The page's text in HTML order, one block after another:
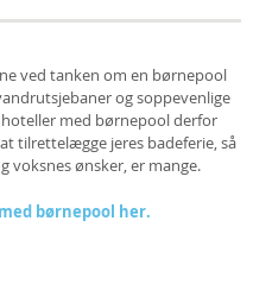
ved tanken om en børnepool
og soppevenlige
med børnepool derfor
tilrettelægge jeres badeferie, så
voksnes ønsker, er mange.
børnepool her.